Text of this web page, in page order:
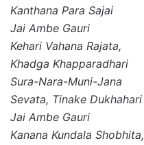
Kanthana Para Sajai
Jai Ambe Gauri
Kehari Vahana Rajata,
Khadga Khapparadhari
Sura-Nara-Muni-Jana
Sevata, Tinake Dukhahari
Jai Ambe Gauri
Kanana Kundala Shobhita,